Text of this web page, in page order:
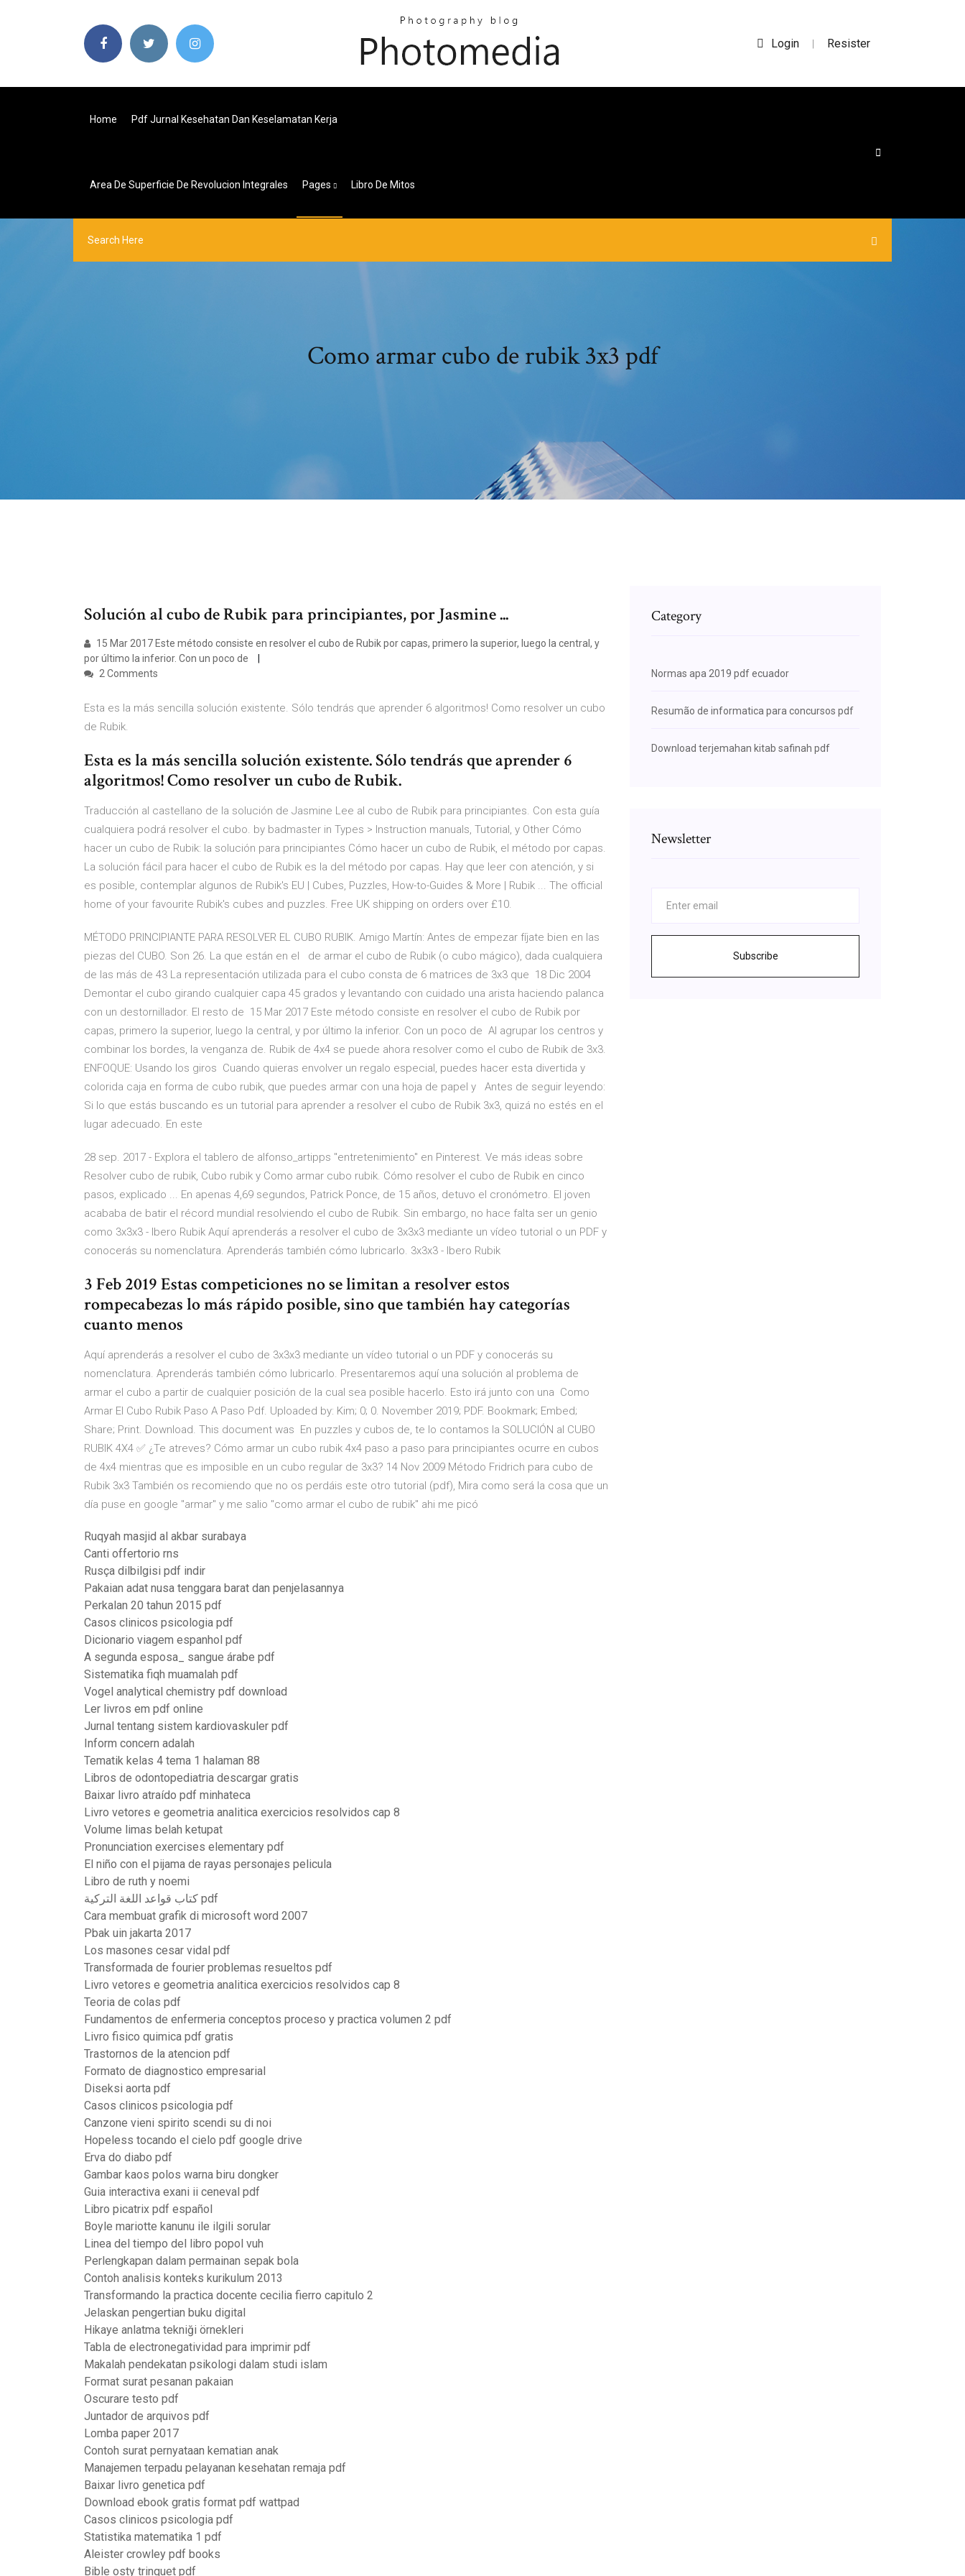
Login | Resister
Home Pdf Jurnal Kesehatan Dan Keselamatan Kerja
Area De Superficie De Revolucion Integrales Pages Libro De Mitos
Como armar cubo de rubik 3x3 pdf
Solución al cubo de Rubik para principiantes, por Jasmine ...
15 Mar 2017 Este método consiste en resolver el cubo de Rubik por capas, primero la superior, luego la central, y
por último la inferior. Con un poco de
2 Comments
Esta es la más sencilla solución existente. Sólo tendrás que aprender 6 algoritmos! Como resolver un cubo
de Rubik.
Esta es la más sencilla solución existente. Sólo tendrás que aprender 6
algoritmos! Como resolver un cubo de Rubik.
Traducción al castellano de la solución de Jasmine Lee al cubo de Rubik para principiantes. Con esta guía
cualquiera podrá resolver el cubo. by badmaster in Types > Instruction manuals, Tutorial, y Other Cómo
hacer un cubo de Rubik: la solución para principiantes Cómo hacer un cubo de Rubik, el método por capas.
La solución fácil para hacer el cubo de Rubik es la del método por capas. Hay que leer con atención, y si
es posible, contemplar algunos de Rubik's EU | Cubes, Puzzles, How-to-Guides & More | Rubik ... The official
home of your favourite Rubik's cubes and puzzles. Free UK shipping on orders over £10.
MÉTODO PRINCIPIANTE PARA RESOLVER EL CUBO RUBIK. Amigo Martín: Antes de empezar fíjate bien en las
piezas del CUBO. Son 26. La que están en el de armar el cubo de Rubik (o cubo mágico), dada cualquiera
de las más de 43 La representación utilizada para el cubo consta de 6 matrices de 3x3 que 18 Dic 2004
Demontar el cubo girando cualquier capa 45 grados y levantando con cuidado una arista haciendo palanca
con un destornillador. El resto de 15 Mar 2017 Este método consiste en resolver el cubo de Rubik por
capas, primero la superior, luego la central, y por último la inferior. Con un poco de Al agrupar los centros y
combinar los bordes, la venganza de. Rubik de 4x4 se puede ahora resolver como el cubo de Rubik de 3x3.
ENFOQUE: Usando los giros Cuando quieras envolver un regalo especial, puedes hacer esta divertida y
colorida caja en forma de cubo rubik, que puedes armar con una hoja de papel y Antes de seguir leyendo:
Si lo que estás buscando es un tutorial para aprender a resolver el cubo de Rubik 3x3, quizá no estés en el
lugar adecuado. En este
28 sep. 2017 - Explora el tablero de alfonso_artipps "entretenimiento" en Pinterest. Ve más ideas sobre
Resolver cubo de rubik, Cubo rubik y Como armar cubo rubik. Cómo resolver el cubo de Rubik en cinco
pasos, explicado ... En apenas 4,69 segundos, Patrick Ponce, de 15 años, detuvo el cronómetro. El joven
acababa de batir el récord mundial resolviendo el cubo de Rubik. Sin embargo, no hace falta ser un genio
como 3x3x3 - Ibero Rubik Aquí aprenderás a resolver el cubo de 3x3x3 mediante un vídeo tutorial o un PDF y
conocerás su nomenclatura. Aprenderás también cómo lubricarlo. 3x3x3 - Ibero Rubik
3 Feb 2019 Estas competiciones no se limitan a resolver estos
rompecabezas lo más rápido posible, sino que también hay categorías
cuanto menos
Aquí aprenderás a resolver el cubo de 3x3x3 mediante un vídeo tutorial o un PDF y conocerás su
nomenclatura. Aprenderás también cómo lubricarlo. Presentaremos aquí una solución al problema de
armar el cubo a partir de cualquier posición de la cual sea posible hacerlo. Esto irá junto con una Como
Armar El Cubo Rubik Paso A Paso Pdf. Uploaded by: Kim; 0; 0. November 2019; PDF. Bookmark; Embed;
Share; Print. Download. This document was En puzzles y cubos de, te lo contamos la SOLUCIÓN al CUBO
RUBIK 4X4 ✅ ¿Te atreves? Cómo armar un cubo rubik 4x4 paso a paso para principiantes ocurre en cubos
de 4x4 mientras que es imposible en un cubo regular de 3x3? 14 Nov 2009 Método Fridrich para cubo de
Rubik 3x3 También os recomiendo que no os perdáis este otro tutorial (pdf), Mira como será la cosa que un
día puse en google "armar" y me salio "como armar el cubo de rubik" ahi me picó
Ruqyah masjid al akbar surabaya
Canti offertorio rns
Rusça dilbilgisi pdf indir
Pakaian adat nusa tenggara barat dan penjelasannya
Perkalan 20 tahun 2015 pdf
Casos clinicos psicologia pdf
Dicionario viagem espanhol pdf
A segunda esposa_ sangue árabe pdf
Sistematika fiqh muamalah pdf
Vogel analytical chemistry pdf download
Ler livros em pdf online
Jurnal tentang sistem kardiovaskuler pdf
Inform concern adalah
Tematik kelas 4 tema 1 halaman 88
Libros de odontopediatria descargar gratis
Baixar livro atraído pdf minhateca
Livro vetores e geometria analitica exercicios resolvidos cap 8
Volume limas belah ketupat
Pronunciation exercises elementary pdf
El niño con el pijama de rayas personajes pelicula
Libro de ruth y noemi
كتاب قواعد اللغة التركية pdf
Cara membuat grafik di microsoft word 2007
Pbak uin jakarta 2017
Los masones cesar vidal pdf
Transformada de fourier problemas resueltos pdf
Livro vetores e geometria analitica exercicios resolvidos cap 8
Teoria de colas pdf
Fundamentos de enfermeria conceptos proceso y practica volumen 2 pdf
Livro fisico quimica pdf gratis
Trastornos de la atencion pdf
Formato de diagnostico empresarial
Diseksi aorta pdf
Casos clinicos psicologia pdf
Canzone vieni spirito scendi su di noi
Hopeless tocando el cielo pdf google drive
Erva do diabo pdf
Gambar kaos polos warna biru dongker
Guia interactiva exani ii ceneval pdf
Libro picatrix pdf español
Boyle mariotte kanunu ile ilgili sorular
Linea del tiempo del libro popol vuh
Perlengkapan dalam permainan sepak bola
Contoh analisis konteks kurikulum 2013
Transformando la practica docente cecilia fierro capitulo 2
Jelaskan pengertian buku digital
Hikaye anlatma tekniği örnekleri
Tabla de electronegatividad para imprimir pdf
Makalah pendekatan psikologi dalam studi islam
Format surat pesanan pakaian
Oscurare testo pdf
Juntador de arquivos pdf
Lomba paper 2017
Contoh surat pernyataan kematian anak
Manajemen terpadu pelayanan kesehatan remaja pdf
Baixar livro genetica pdf
Download ebook gratis format pdf wattpad
Casos clinicos psicologia pdf
Statistika matematika 1 pdf
Aleister crowley pdf books
Bible osty trinquet pdf
Category
Normas apa 2019 pdf ecuador
Resumão de informatica para concursos pdf
Download terjemahan kitab safinah pdf
Newsletter
Subscribe